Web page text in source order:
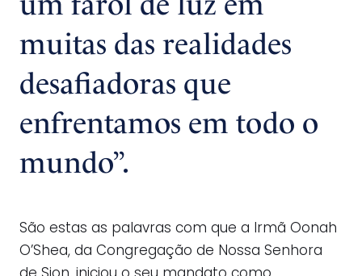
muitas das realidades
desafiadoras que
enfrentamos em todo o
mundo”.
São estas as palavras com que a Irmã Oonah
O’Shea, da Congregação de Nossa Senhora